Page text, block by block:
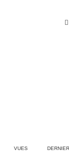
VUES